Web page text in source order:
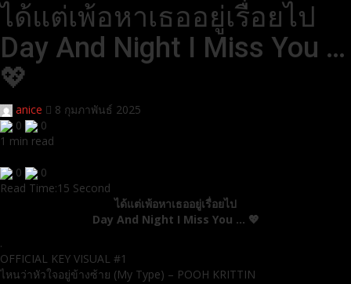
ได้แต่เพ้อหาเธออยู่เรื่อยไป
Day And Night I Miss You …
💖
anice
8 กุมภาพันธ์ 2025
0
0
1 min read
0
0
Read Time:15 Second
ได้แต่เพ้อหาเธออยู่เรื่อยไป
Day And Night I Miss You … 💖
.
OFFICIAL KEY VISUAL #1
ไหนว่าหัวใจอยู่ข้างซ้าย (My Type) – POOH KRITTIN